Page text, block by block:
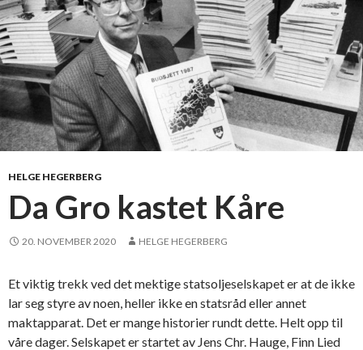
HELGE HEGERBERG
Da Gro kastet Kåre
20. NOVEMBER 2020 HELGE HEGERBERG
Et viktig trekk ved det mektige statsoljeselskapet er at de ikke
lar seg styre av noen, heller ikke en statsråd eller annet
maktapparat. Det er mange historier rundt dette. Helt opp til
våre dager. Selskapet er startet av Jens Chr. Hauge, Finn Lied